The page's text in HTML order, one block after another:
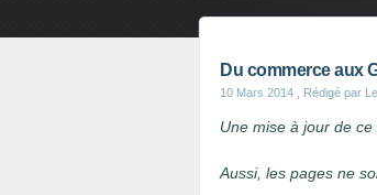
Du commerce aux
10 Mars 2014 , Rédigé par
Une mise à jour de
Aussi, les pages ne